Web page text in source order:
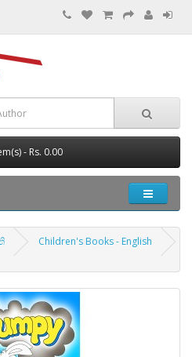
- Rs. 0.00
Children's Books - English